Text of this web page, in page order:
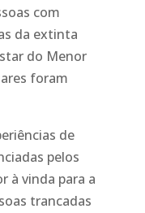
com
da extinta
do Menor
foram
de
pelos
à vinda para a
trancadas